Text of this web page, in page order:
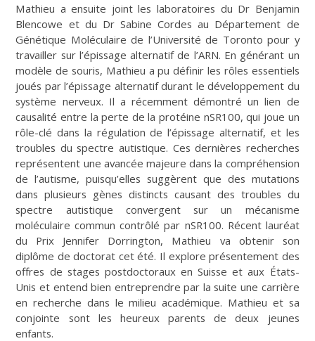
Mathieu a ensuite joint les laboratoires du Dr Benjamin
Blencowe et du Dr Sabine Cordes au Département de
Génétique Moléculaire de l’Université de Toronto pour y
travailler sur l’épissage alternatif de l’ARN. En générant un
modèle de souris, Mathieu a pu définir les rôles essentiels
joués par l’épissage alternatif durant le développement du
système nerveux. Il a récemment démontré un lien de
causalité entre la perte de la protéine nSR100, qui joue un
rôle-clé dans la régulation de l’épissage alternatif, et les
troubles du spectre autistique. Ces dernières recherches
représentent une avancée majeure dans la compréhension
de l’autisme, puisqu’elles suggèrent que des mutations
dans plusieurs gènes distincts causant des troubles du
spectre autistique convergent sur un mécanisme
moléculaire commun contrôlé par nSR100. Récent lauréat
du Prix Jennifer Dorrington, Mathieu va obtenir son
diplôme de doctorat cet été. Il explore présentement des
offres de stages postdoctoraux en Suisse et aux États-
Unis et entend bien entreprendre par la suite une carrière
en recherche dans le milieu académique. Mathieu et sa
conjointe sont les heureux parents de deux jeunes
enfants.